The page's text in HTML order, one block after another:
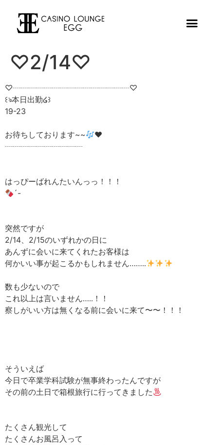
♡2/14♡
♡┈┈┈┈┈┈┈┈┈┈┈┈┈┈┈♡
꒰ঌ本日出勤໒꒱
19-23
お待ちしております~~
❤︎
┈┈┈┈┈┈┈┈┈┈
はっぴーばれんたいんっっ！！！
´-
突然ですが
2/14、2/15のいずれかの日に
あんずに会いに来てくれたお客様は
何かいい事が起こるかもしれません……..
数も少ないので
これ以上は言いません…..！！
察しがいい方は無くなる前に会いに来て〜〜！！！
そういえば
今日で卒業学科試験が無事終わったんですが
その前の土日で箱根旅行に行ってきました
たくさん観光して
たくさんお風呂入って